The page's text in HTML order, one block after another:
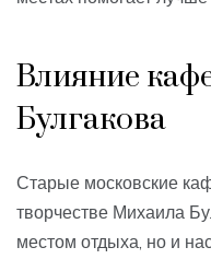
Влияние
Булгакова
Старые московские
творчестве Михаила
местом отдыха, но и